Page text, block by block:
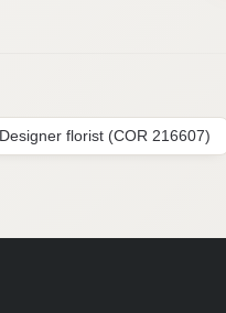
Designer florist (COR 216607)